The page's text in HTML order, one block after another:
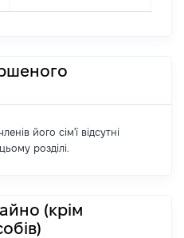
його сім'ї відсутні
розділі.
(крім